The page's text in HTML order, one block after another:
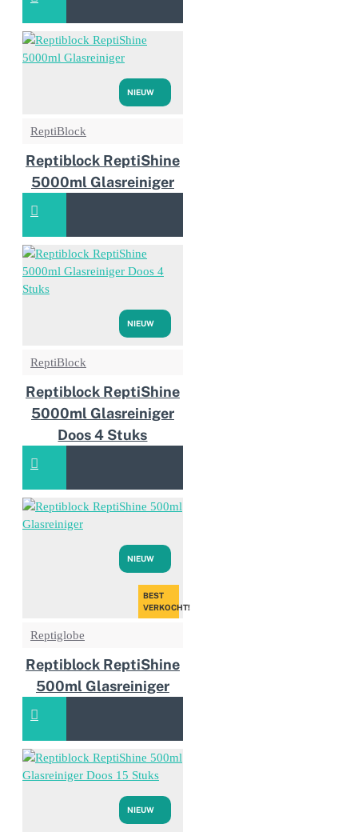
NIEUW
ReptiBlock
Reptiblock ReptiShine
5000ml Glasreiniger
NIEUW
ReptiBlock
Reptiblock ReptiShine
5000ml Glasreiniger
Doos 4 Stuks
NIEUW
BEST
VERKOCHT!
Reptiglobe
Reptiblock ReptiShine
500ml Glasreiniger
NIEUW